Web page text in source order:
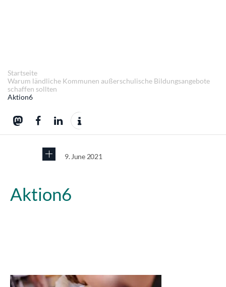
Startseite
Warum ländliche Kommunen außerschulische Bildungsangebote
schaffen sollten
Aktion6
9. June 2021
Aktion6